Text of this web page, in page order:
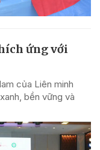
ứng với
của Liên minh
bền vững và